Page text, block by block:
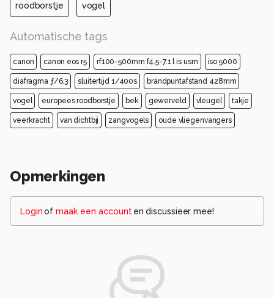
roodborstje vogel
Automatische tags
canon canon eos r5 rf100-500mm f4.5-7.1 l is usm iso 5000
diafragma ƒ/6.3 sluitertijd 1/400s brandpuntafstand 428mm
vogel europees roodborstje bek gewerveld vleugel takje
veerkracht van dichtbij zangvogels oude vliegenvangers
Opmerkingen
Loginof maak een account en discussieer mee!